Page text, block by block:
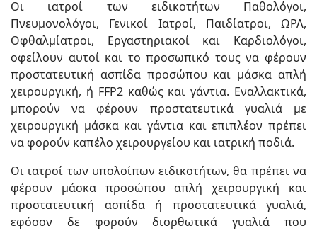
Οι ιατροί των ειδικοτήτων Παθολόγοι,
Πνευμονολόγοι, Γενικοί Ιατροί, Παιδίατροι, ΩΡΛ,
Οφθαλμίατροι, Εργαστηριακοί και Καρδιολόγοι,
οφείλουν αυτοί και το προσωπικό τους να φέρουν
προστατευτική ασπίδα προσώπου και μάσκα απλή
χειρουργική, ή FFP2 καθώς και γάντια. Εναλλακτικά,
μπορούν να φέρουν προστατευτικά γυαλιά με
χειρουργική μάσκα και γάντια και επιπλέον πρέπει
να φορούν καπέλο χειρουργείου και ιατρική ποδιά.
Οι ιατροί των υπολοίπων ειδικοτήτων, θα πρέπει να
φέρουν μάσκα προσώπου απλή χειρουργική και
προστατευτική ασπίδα ή προστατευτικά γυαλιά,
εφόσον δε φορούν διορθωτικά γυαλιά που